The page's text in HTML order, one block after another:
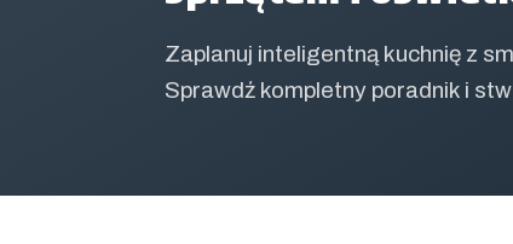
Zaplanuj inteligentną kuchnię z
Sprawdź kompletny poradnik i